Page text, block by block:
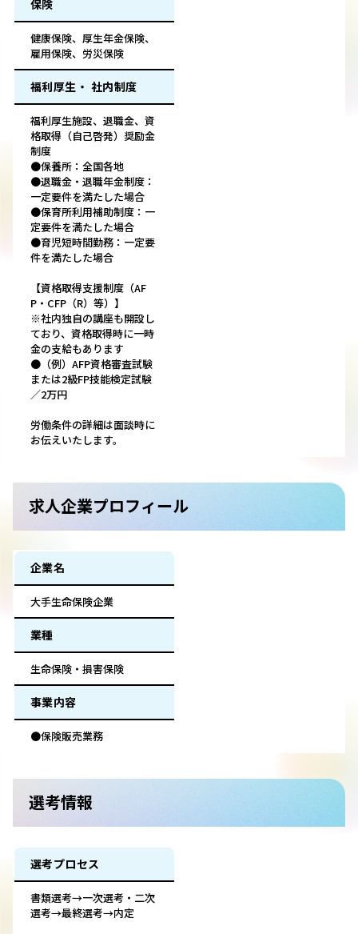
保険
健康保険、厚生年金保険、
雇用保険、労災保険
福利厚生・ 社内制度
福利厚生施設、退職金、資
格取得（自己啓発）奨励金
制度
●保養所：全国各地
●退職金・退職年金制度：
一定要件を満たした場合
●保育所利用補助制度：一
定要件を満たした場合
●育児短時間勤務：一定要
件を満たした場合
【資格取得支援制度（AF
P・CFP（R）等）】
※社内独自の講座も開設し
ており、資格取得時に一時
金の支給もあります
●（例）AFP資格審査試験
または2級FP技能検定試験
／2万円
労働条件の詳細は面談時に
お伝えいたします。
求人企業プロフィール
企業名
大手生命保険企業
業種
生命保険・損害保険
事業内容
●保険販売業務
選考情報
選考プロセス
書類選考→一次選考・二次
選考→最終選考→内定